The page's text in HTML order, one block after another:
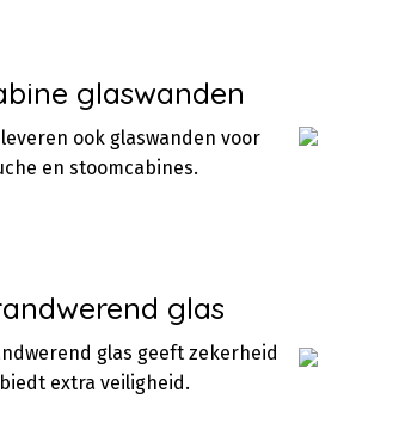
glaswanden
ook glaswanden voor
en stoomcabines.
glas
glas geeft zekerheid
extra veiligheid.